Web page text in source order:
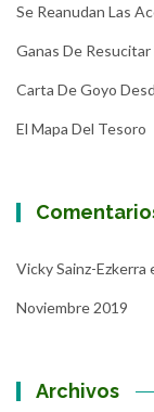
Se Reanudan Las
Ganas De
Carta De Goyo
El Mapa Del Tesoro
Vicky Sainz-Ezkerra
Noviembre 2019
Archivos